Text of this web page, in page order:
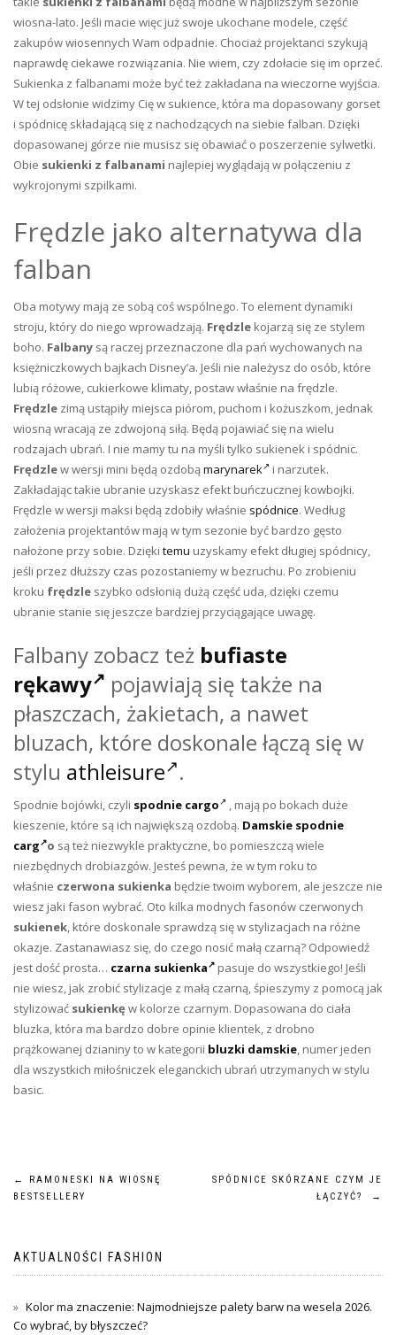
wiosna-lato. Jeśli macie więc już swoje ukochane modele, część
zakupów wiosennych Wam odpadnie. Chociaż projektanci szykują
naprawdę ciekawe rozwiązania. Nie wiem, czy zdołacie się im oprzeć.
Sukienka z falbanami może być też zakładana na wieczorne wyjścia.
W tej odsłonie widzimy Cię w sukience, która ma dopasowany gorset
i spódnicę składającą się z nachodzących na siebie falban. Dzięki
dopasowanej górze nie musisz się obawiać o poszerzenie sylwetki.
Obie sukienki z falbanami najlepiej wyglądają w połączeniu z
wykrojonymi szpilkami.
Frędzle jako alternatywa dla
falban
Oba motywy mają ze sobą coś wspólnego. To element dynamiki
stroju, który do niego wprowadzają. Frędzle kojarzą się ze stylem
boho. Falbany są raczej przeznaczone dla pań wychowanych na
księżniczkowych bajkach Disney’a. Jeśli nie należysz do osób, które
lubią różowe, cukierkowe klimaty, postaw właśnie na frędzle.
Frędzle zimą ustąpiły miejsca piórom, puchom i kożuszkom, jednak
wiosną wracają ze zdwojoną siłą. Będą pojawiać się na wielu
rodzajach ubrań. I nie mamy tu na myśli tylko sukienek i spódnic.
Frędzlew wersji mini będą ozdobąmarynarek
i narzutek.
Zakładając takie ubranie uzyskasz efekt buńczucznej kowbojki.
Frędzle w wersji maksi będą zdobiły właśnie spódnice. Według
założenia projektantów mają w tym sezonie być bardzo gęsto
nałożone przy sobie. Dzięki temu uzyskamy efekt długiej spódnicy,
jeśli przez dłuższy czas pozostaniemy w bezruchu. Po zrobieniu
kroku frędzle szybko odsłonią dużą część uda, dzięki czemu
ubranie stanie się jeszcze bardziej przyciągające uwagę.
Falbany zobacz też bufiaste
rękawy
pojawiają się także na
płaszczach, żakietach, a nawet
bluzach, które doskonale łączą się w
stylu athleisure .
Spodnie bojówki, czyli spodnie cargo
, mają po bokach duże
kieszenie, które są ich największą ozdobą. Damskie spodnie
carg o są też niezwykle praktyczne, bo pomieszczą wiele
niezbędnych drobiazgów. Jesteś pewna, że w tym roku to
właśnie czerwona sukienka będzie twoim wyborem, ale jeszcze nie
wiesz jaki fason wybrać. Oto kilka modnych fasonów czerwonych
sukienek, które doskonale sprawdzą się w stylizacjach na różne
okazje. Zastanawiasz się, do czego nosić małą czarną? Odpowiedź
jest dość prosta… czarna sukienka
pasuje do wszystkiego! Jeśli
nie wiesz, jak zrobić stylizacje z małą czarną, śpieszymy z pomocą jak
stylizować sukienkę w kolorze czarnym. Dopasowana do ciała
bluzka, która ma bardzo dobre opinie klientek, z drobno
prążkowanej dzianiny to w kategorii bluzki damskie, numer jeden
dla wszystkich miłośniczek eleganckich ubrań utrzymanych w stylu
basic.
Nawigacja
←
RAMONESKI NA WIOSNĘ
BESTSELLERY
SPÓDNICE SKÓRZANE CZYM JE
ŁĄCZYĆ?
→
AKTUALNOŚCI FASHION
Kolor ma znaczenie: Najmodniejsze palety barw na wesela 2026.
Co wybrać, by błyszczeć?